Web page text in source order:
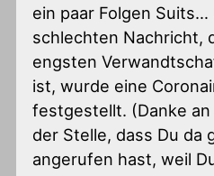
ein paar Folgen Suits…
schlechten Nachricht,
engsten
ist, wurde eine
festgestellt. (Danke
der Stelle, dass Du da
angerufen hast, weil